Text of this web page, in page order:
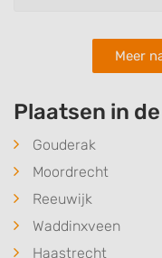
Meer
Plaatsen in
Gouderak
Moordrecht
Reeuwijk
Waddinxveen
Haastrecht